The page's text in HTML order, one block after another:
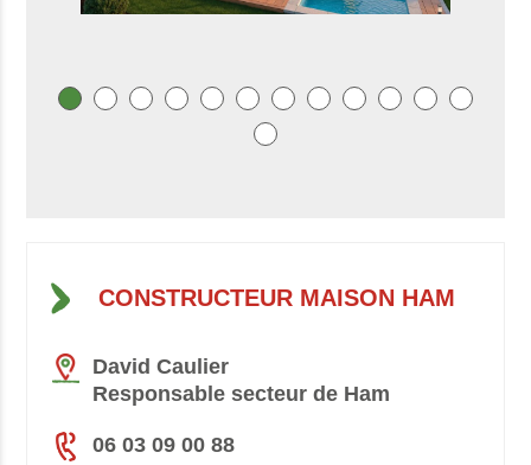
CONSTRUCTEUR MAISON HAM
David Caulier
Responsable secteur de Ham
06 03 09 00 88